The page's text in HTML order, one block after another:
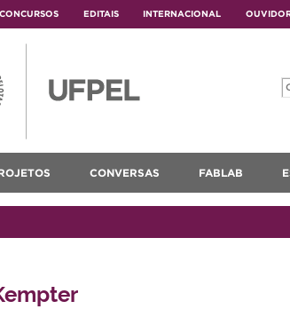
CONCURSOS EDITAIS INTERNACIONAL
CONVERSAS FABLAB